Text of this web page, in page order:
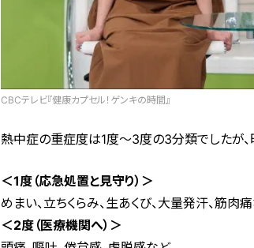
CBCテレビ『健康カプセル！ゲンキの時間』
熱中症の重症度は1度〜3度の3分類でしたが
＜1度（応急処置と見守り）＞
めまい、立ちくらみ、生あくび、大量発汗、筋肉
＜2度（医療機関へ）＞